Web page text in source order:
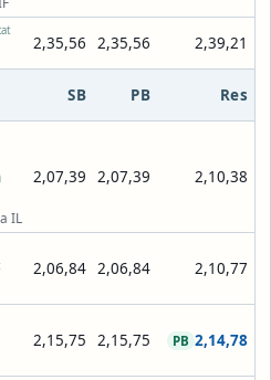
2,35,56 2,35,56 2,39,21
SB PB Res
IL
2,07,39 2,07,39 2,10,38
2,06,84 2,06,84 2,10,77
2,15,75 2,15,75 2,14,78
PB